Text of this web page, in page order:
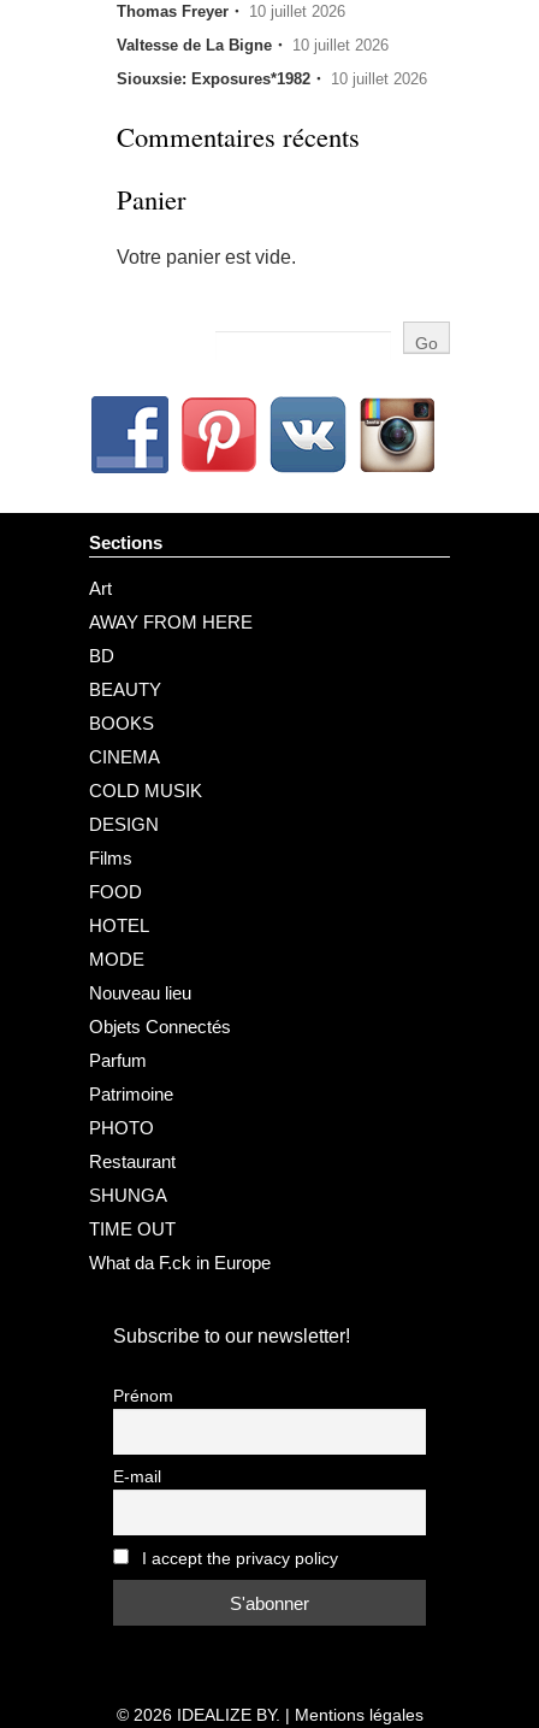
Thomas Freyer・ 10 juillet 2026
Valtesse de La Bigne・ 10 juillet 2026
Siouxsie: Exposures*1982・ 10 juillet 2026
Commentaires récents
Panier
Votre panier est vide.
Sections
Art
AWAY FROM HERE
BD
BEAUTY
BOOKS
CINEMA
COLD MUSIK
DESIGN
Films
FOOD
HOTEL
MODE
Nouveau lieu
Objets Connectés
Parfum
Patrimoine
PHOTO
Restaurant
SHUNGA
TIME OUT
What da F.ck in Europe
Subscribe to our newsletter!
Prénom
E-mail
I accept the privacy policy
© 2026 IDEALIZE BY. | Mentions légales